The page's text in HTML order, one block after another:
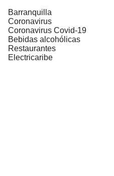
Barranquilla
Coronavirus
Coronavirus Covid-19
Bebidas alcohólicas
Restaurantes
Electricaribe